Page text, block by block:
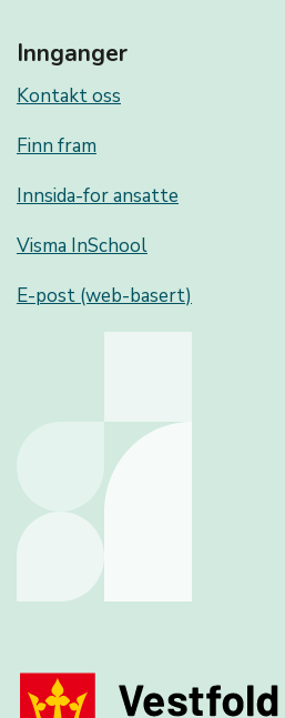
Innganger
Kontakt oss
Finn fram
Innsida-for ansatte
Visma InSchool
E-post (web-basert)